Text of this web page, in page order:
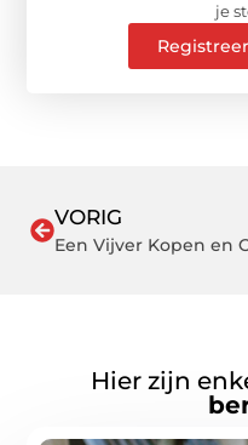
je
VORIG
Hier zijn